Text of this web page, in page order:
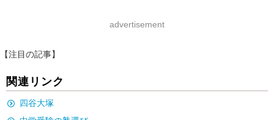
advertisement
【注目の記事】
関連リンク
四谷大塚